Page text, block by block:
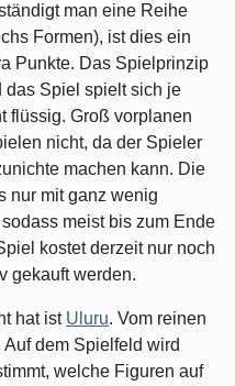
man eine Reihe
Formen), ist dies ein
Punkte. Das Spielprinzip
das Spiel spielt sich je
flüssig. Groß vorplanen
nicht, da der Spieler
machen kann. Die
nur mit ganz wenig
meist bis zum Ende
kostet derzeit nur noch
gekauft werden.
hat ist Uluru. Vom reinen
dem Spielfeld wird
welche Figuren auf